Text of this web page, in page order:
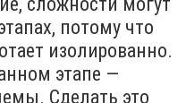
потому что
изолированно.
этапе —
Сделать это